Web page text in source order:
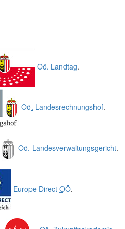
Oö. Landtag.
Oö. Landesrechnungshof.
Oö. Landesverwaltungsgericht.
Europe Direct OÖ.